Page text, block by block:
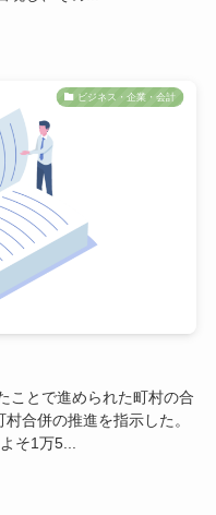
ビジネス・企業・会計
ことで進められた町村の合
合併の推進を指示した。
そ1万5...